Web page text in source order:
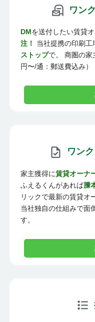
ワン
DMを送付したい賃貸
注！
当社提携の印刷工
ストップで。 商圏の家
円〜/通：郵送費込み）
ワン
家主獲得に賃貸オーナ
ふえるくんがあれば謄
リックで最新の賃貸オ
当社独自の仕組みで面
す。